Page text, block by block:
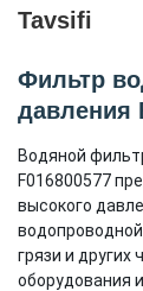
Tavsifi
Фильтр
давления
Водяной
F016800577
высокого
грязи и других
оборудования